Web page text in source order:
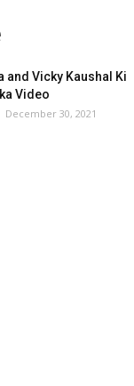
and Vicky Kaushal Ki
Video
December 30, 2021